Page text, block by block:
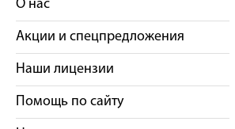
О нас
Акции и спецпредложения
Наши лицензии
Помощь по сайту